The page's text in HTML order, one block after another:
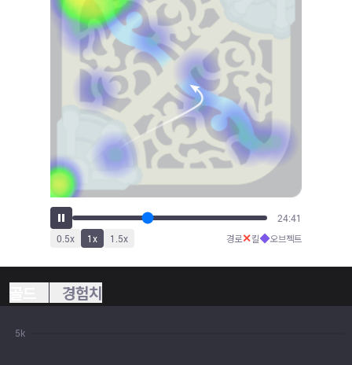
27:26
0.5x 1x 1.5x 경로✕킬◆오브젝트
경험치
5k